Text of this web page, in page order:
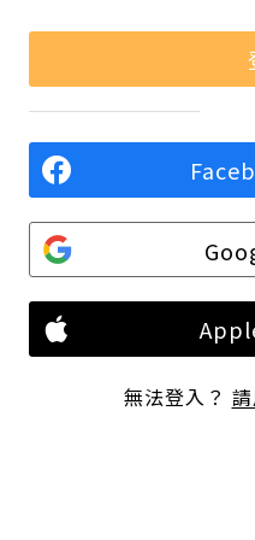
無法登入？